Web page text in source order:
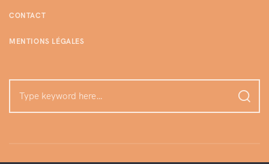
CONTACT
MENTIONS LÉGALES